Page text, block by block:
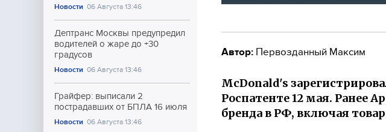
Новости 06 Августа 13:46
Дептранс Москвы предупредил
водителей о жаре до +30
градусов
Новости 06 Августа 13:46
Грайфер: выписали 2
пострадавших от БПЛА 16 июля
Новости 06 Августа 13:46
Автор: Первозданный Максим
McDonald's
Роспатенте 12 мая. Ранее
бренда в РФ, включая